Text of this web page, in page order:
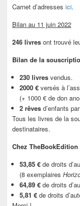
Carnet d’adresses ici.
Bilan au 11 juin 2022
246 livres ont trouvé
Bilan de la
230 livres vendus.
2000 € versés à
(+ 1000 € de don
2 rêves d’enfants
Tous les livres de la
destinataires.
Chez TheBookEdition
53,85 € de droits
(8 exemplaires
64,89 € de droits
5,81 € de droits